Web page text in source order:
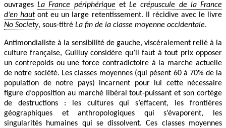
ouvragesLa France périphériqueetLe crépuscule de la France
d’en hautont eu un large retentissement. Il récidive avec le livre
No Society, sous-titré La fin de la classe moyenne occidentale.
Antimondialiste à la sensibilité de gauche, viscéralement relié à la
culture française, Guilluy considère qu’il faut à tout prix opposer
un contrepoids ou une force contradictoire à la marche actuelle
de notre société. Les classes moyennes (qui pèsent 60 à 70% de la
population de notre pays) incarnent pour lui cette nécessaire
figure d’opposition au marché libéral tout-puissant et son cortège
de destructions : les cultures qui s’effacent, les frontières
géographiques et anthropologiques qui s’évaporent, les
singularités humaines qui se dissolvent. Ces classes moyennes